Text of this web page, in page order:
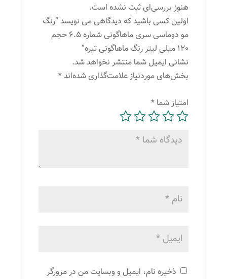
ماهاگونی
تیره
عدد
هنوز بررسی‌ای ثبت نشده است.
اولین کسی باشید که دیدگاهی می نویسد “رنگ
مو دوماسی سری ماهاگونی شماره 6.5 حجم
120 میلی لیتر رنگ ماهاگونی تیره”
نشانی ایمیل شما منتشر نخواهد شد.
بخش‌های موردنیاز علامت‌گذاری شده‌اند*
امتیاز شما *
ذخیره نام، ایمیل و وبسایت من در مرورگر